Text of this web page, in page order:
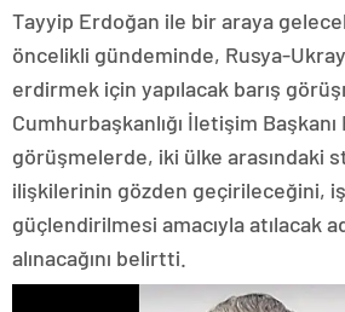
Tayyip Erdoğan ile bir araya
öncelikli gündeminde, Rusya-
erdirmek için yapılacak barış
Cumhurbaşkanlığı İletişim
görüşmelerde, iki ülke arasındaki
ilişkilerinin gözden geçirileceğini,
güçlendirilmesi amacıyla atılacak
alınacağını belirtti.